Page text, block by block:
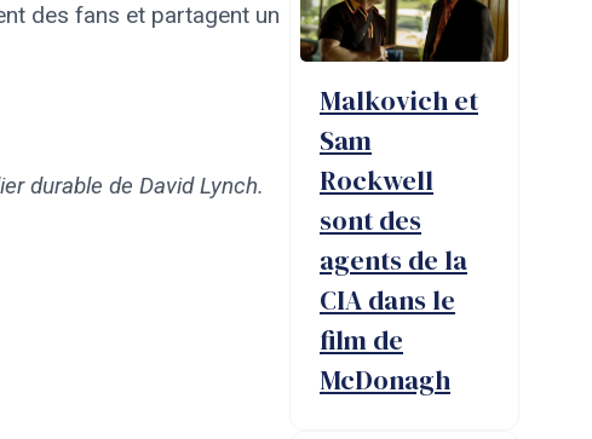
des fans et partagent un
durable de David Lynch.
Malkovich et
Sam
Rockwell
sont des
agents de la
CIA dans le
film de
McDonagh